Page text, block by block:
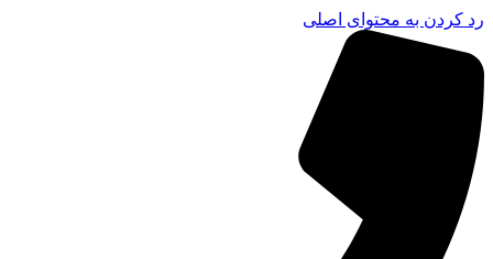
رد کردن به محتوای اصلی